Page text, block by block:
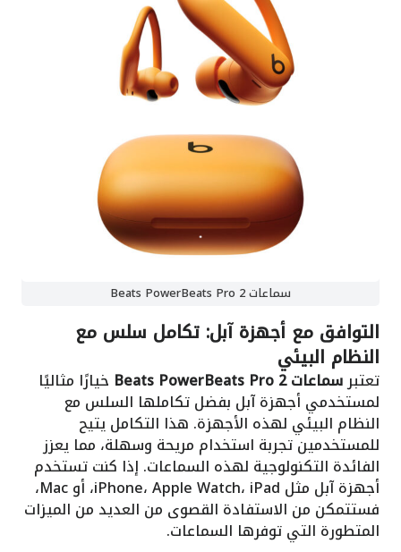
سماعات Beats PowerBeats Pro 2
التوافق مع أجهزة آبل: تكامل سلس مع
النظام البيئي
تعتبرسماعات Beats PowerBeats Pro 2 خيارًا مثاليًا
لمستخدمي أجهزة آبل بفضل تكاملها السلس مع
النظام البيئي لهذه الأجهزة. هذا التكامل يتيح
للمستخدمين تجربة استخدام مريحة وسهلة، مما يعزز
الفائدة التكنولوجية لهذه السماعات. إذا كنت تستخدم
أجهزة آبل مثل iPhone، Apple Watch، iPad، أو Mac،
فستتمكن من الاستفادة القصوى من العديد من الميزات
المتطورة التي توفرها السماعات.